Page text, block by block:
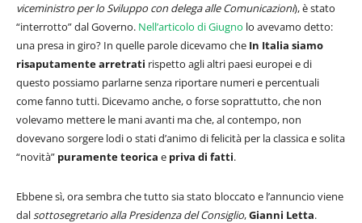
viceministro per lo Sviluppo con delega alle Comunicazioni), è stato
“interrotto” dal Governo. Nell’articolo di Giugno lo avevamo detto:
una presa in giro? In quelle parole dicevamo che In Italia siamo
risaputamente arretrati rispetto agli altri paesi europei e di
questo possiamo parlarne senza riportare numeri e percentuali
come fanno tutti. Dicevamo anche, o forse soprattutto, che non
volevamo mettere le mani avanti ma che, al contempo, non
dovevano sorgere lodi o stati d’animo di felicità per la classica e solita
“novità” puramente teorica e priva di fatti.
Ebbene sì, ora sembra che tutto sia stato bloccato e l’annuncio viene
dalsottosegretario alla Presidenza del Consiglio,Gianni Letta.